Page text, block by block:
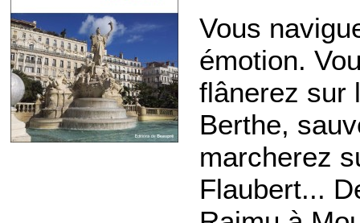
Vous
émotion.
flânerez sur
Berthe,
marcherez
Flaubert...